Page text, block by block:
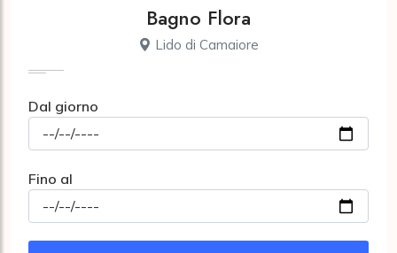
Bagno Flora
Lido di Camaiore
Dal giorno
Fino al